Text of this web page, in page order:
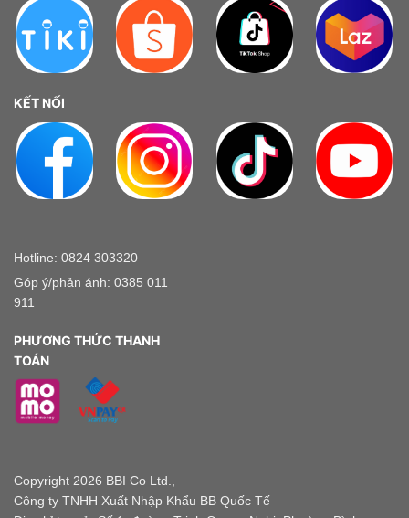
KẾT NỐI
Hotline: 0824 303320
Góp ý/phản ánh: 0385 011
911
PHƯƠNG THỨC THANH
TOÁN
Copyright 2026 BBI Co Ltd.,
Công ty TNHH Xuất Nhập Khẩu BB Quốc Tế